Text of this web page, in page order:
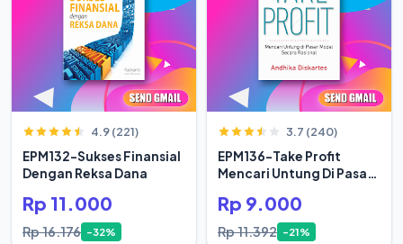
4.9 (221)
EPM132-Sukses Finansial
Dengan Reksa Dana
Rp 11.000
Rp 16.176 -32%
3.7 (240)
EPM136-Take Profit
Mencari Untung Di Pasar
Rp 9.000
Rp 11.392 -21%